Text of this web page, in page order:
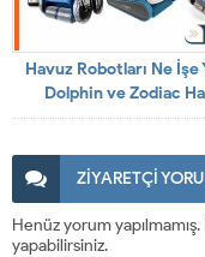
Havuz Robotları Ne İşe
Dolphin ve Zodiac
Robotlarının Özellikleri
ZİYARETÇİ
Henüz yorum yapılmamış.
yapabilirsiniz.